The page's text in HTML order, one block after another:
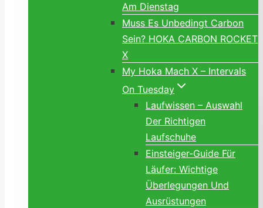
Am Dienstag
Muss Es Unbedingt Carbon
Sein? HOKA CARBON ROCKET
X
My Hoka Mach X – Intervals
On Tuesday
Laufwissen – Auswahl
Der Richtigen
Laufschuhe
Einsteiger-Guide Für
Läufer: Wichtige
Überlegungen Und
Ausrüstungen